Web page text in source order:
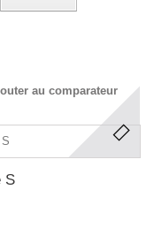
au comparateur
S